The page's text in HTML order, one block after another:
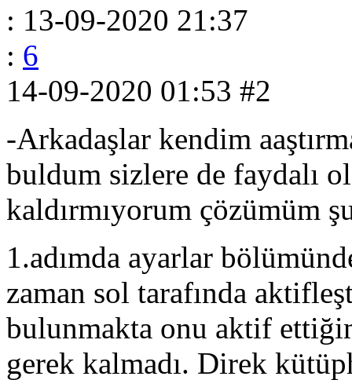
: 13-09-2020 21:37
: 6
14-09-2020 01:53 #2
-Arkadaşlar kendim
buldum sizlere de faydalı
kaldırmıyorum çözümüm
1.adımda ayarlar
zaman sol tarafında
bulunmakta onu aktif
gerek kalmadı. Direk